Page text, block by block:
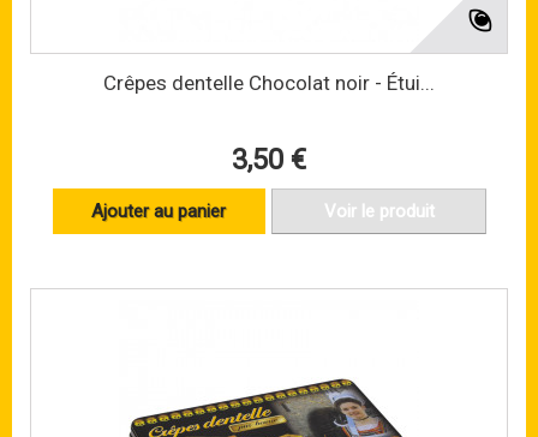
Crêpes dentelle Chocolat noir - Étui...
3,50 €
Ajouter au panier Voir le produit